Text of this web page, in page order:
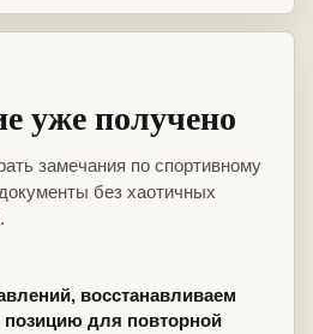
уже получено
замечания по спортивному
без хаотичных
восстанавливаем
позицию для повторной